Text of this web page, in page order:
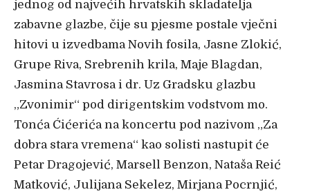
jednog od najvećih hrvatskih skladatelja
zabavne glazbe, čije su pjesme postale vječni
hitovi u izvedbama Novih fosila, Jasne Zlokić,
Grupe Riva, Srebrenih krila, Maje Blagdan,
Jasmina Stavrosa i dr. Uz Gradsku glazbu
„Zvonimir“ pod dirigentskim vodstvom mo.
Tonća Ćićerića na koncertu pod nazivom „Za
dobra stara vremena“ kao solisti nastupit će
Petar Dragojević, Marsell Benzon, Nataša Reić
Matković, Julijana Sekelez, Mirjana Pocrnjić,